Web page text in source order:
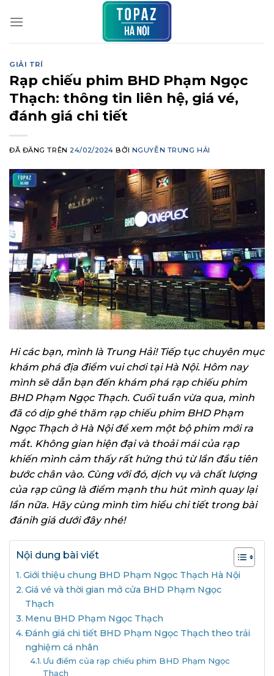
đến
GIẢI TRÍ
Rạp chiếu phim BHD Phạm Ngọc
Thạch: thông tin liên hệ, giá vé,
đánh giá chi tiết
ĐÃ ĐĂNG TRÊN24/02/2024 BỞI NGUYỄN TRUNG HẢI
Hi các bạn, mình là Trung Hải! Tiếp tục chuyên mục
khám phá địa điểm vui chơi tại Hà Nội. Hôm nay
mình sẽ dẫn bạn đến khám phá rạp chiếu phim
BHD Phạm Ngọc Thạch. Cuối tuần vừa qua, mình
đã có dịp ghé thăm rạp chiếu phim BHD Phạm
Ngọc Thạch ở Hà Nội để xem một bộ phim mới ra
mắt. Không gian hiện đại và thoải mái của rạp
khiến mình cảm thấy rất hứng thú từ lần đầu tiên
bước chân vào. Cùng với đó, dịch vụ và chất lượng
của rạp cũng là điểm mạnh thu hút mình quay lại
lần nữa. Hãy cùng mình tìm hiểu chi tiết trong bài
đánih giá dưới đây nhé!
Nội dung bài viết
Giới thiệu chung BHD Phạm Ngọc Thạch Hà Nội
Giá vé và thời gian mở cửa BHD Phạm Ngọc
Thạch
Menu BHD Phạm Ngọc Thạch
Đánh giá chi tiết BHD Phạm Ngọc Thạch theo trải
nghiệm cá nhân
Ưu điểm của rạp chiếu phim BHD Phạm Ngọc
Thạch